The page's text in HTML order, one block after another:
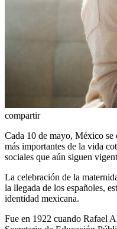
compartir
Cada 10 de mayo, México se
más importantes de la vida
sociales que aún siguen
La celebración de la
la llegada de los españoles,
identidad mexicana.
Fue en 1922 cuando Rafael